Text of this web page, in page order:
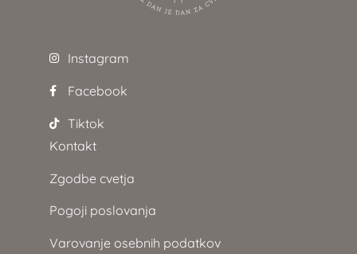
Instagram
Facebook
Tiktok
Kontakt
Zgodbe cvetja
Pogoji poslovanja
Varovanje osebnih podatkov